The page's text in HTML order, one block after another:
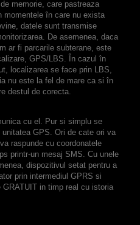
memorie, care pastreaza
momentele în care nu exista
datele sunt transmise
De asemenea, daca
ar fi parcarile subterane, este
GPS/LBS. În cazul în
localizarea se face prin LBS,
nu este la fel de mare ca si în
destul de corecta.
cu el. Pur si simplu se
GPS. Ori de cate ori va
raspunde cu coordonatele
printr-un mesaj SMS. Cu unele
dispozitivul setat pentru a
prin intermediul GPRS si
in timp real cu istoria